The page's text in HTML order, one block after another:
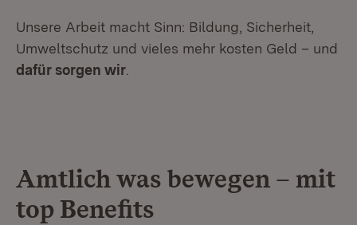
Unsere Arbeit macht Sinn: Bildung, Sicherheit,
Umweltschutz und vieles mehr kosten Geld – und
dafür sorgen wir
Amtlich was bewegen – mit
top Benefits